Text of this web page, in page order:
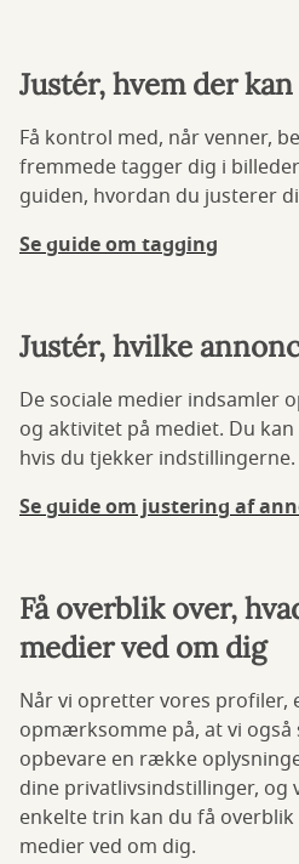
Justér, hvem der
Få kontrol med, når venner,
fremmede tagger dig i
guiden, hvordan du justerer
Se guide om tagging
Justér, hvilke
De sociale medier indsamler
og aktivitet på mediet. Du
hvis du tjekker indstillingerne.
Se guide om justering af
Få overblik over,
medier ved om dig
Når vi opretter vores profiler,
opmærksomme på, at vi også
opbevare en række
dine privatlivsindstillinger, og
enkelte trin kan du få overblik
medier ved om dig.